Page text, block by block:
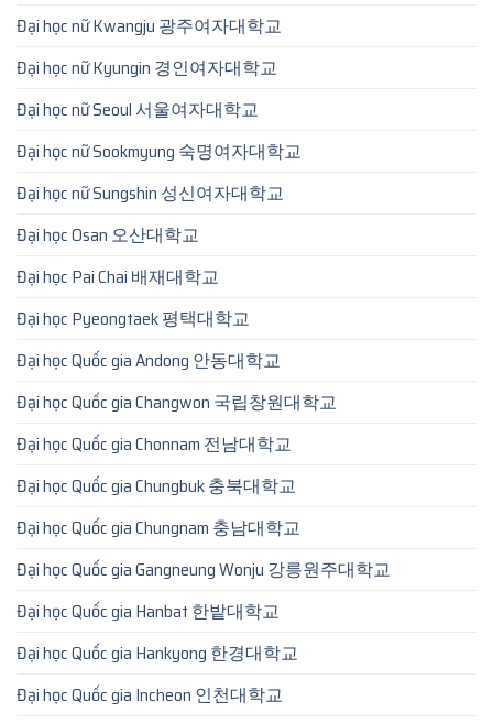
Đại học nữ Kwangju 광주여자대학교
Đại học nữ Kyungin 경인여자대학교
Đại học nữ Seoul 서울여자대학교
Đại học nữ Sookmyung 숙명여자대학교
Đại học nữ Sungshin 성신여자대학교
Đại học Osan 오산대학교
Đại học Pai Chai 배재대학교
Đại học Pyeongtaek 평택대학교
Đại học Quốc gia Andong 안동대학교
Đại học Quốc gia Changwon 국립창원대학교
Đại học Quốc gia Chonnam 전남대학교
Đại học Quốc gia Chungbuk 충북대학교
Đại học Quốc gia Chungnam 충남대학교
Đại học Quốc gia Gangneung Wonju 강릉원주대학교
Đại học Quốc gia Hanbat 한밭대학교
Đại học Quốc gia Hankyong 한경대학교
Đại học Quốc gia Incheon 인천대학교